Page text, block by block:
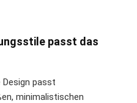
passt das
passt
minimalistischen